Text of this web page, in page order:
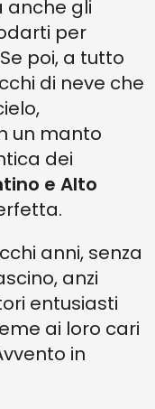
anche gli
per
poi, a tutto
di neve che
un manto
dei
e Alto
anni, senza
anzi
entusiasti
ai loro cari
in